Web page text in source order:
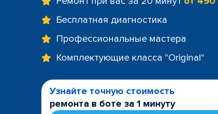
Бесплатная диагностика
Профессиональные мастера
Комплектующие класса "Original"
Узнайте точную стоимость
ремонта в боте за 1 минуту